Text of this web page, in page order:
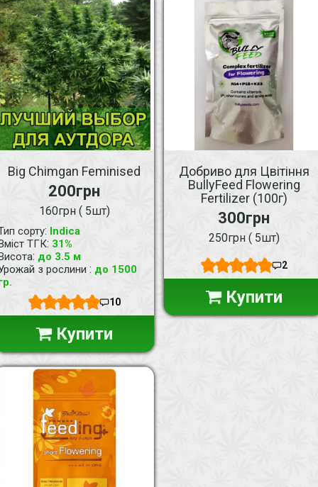
Big Chimgan Feminised
200грн
160грн ( 5шт)
сорту: Indica
ТГК: 31%
: до 3.5 м
з рослини : до 1500
10
Купити
Добриво для Цвітіння
BullyFeed Flowering
Fertilizer (100г)
300грн
250грн ( 5шт)
2
Купити